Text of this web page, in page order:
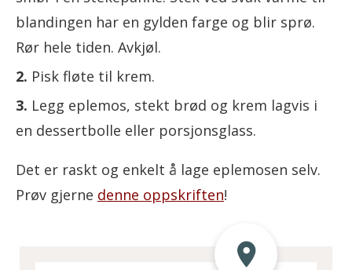
blandingen har en gylden farge og blir sprø.
Rør hele tiden. Avkjøl.
Pisk fløte til krem.
Legg eplemos, stekt brød og krem lagvis i
en dessertbolle eller porsjonsglass.
Det er raskt og enkelt å lage eplemosen selv.
Prøv gjerne denne oppskriften!